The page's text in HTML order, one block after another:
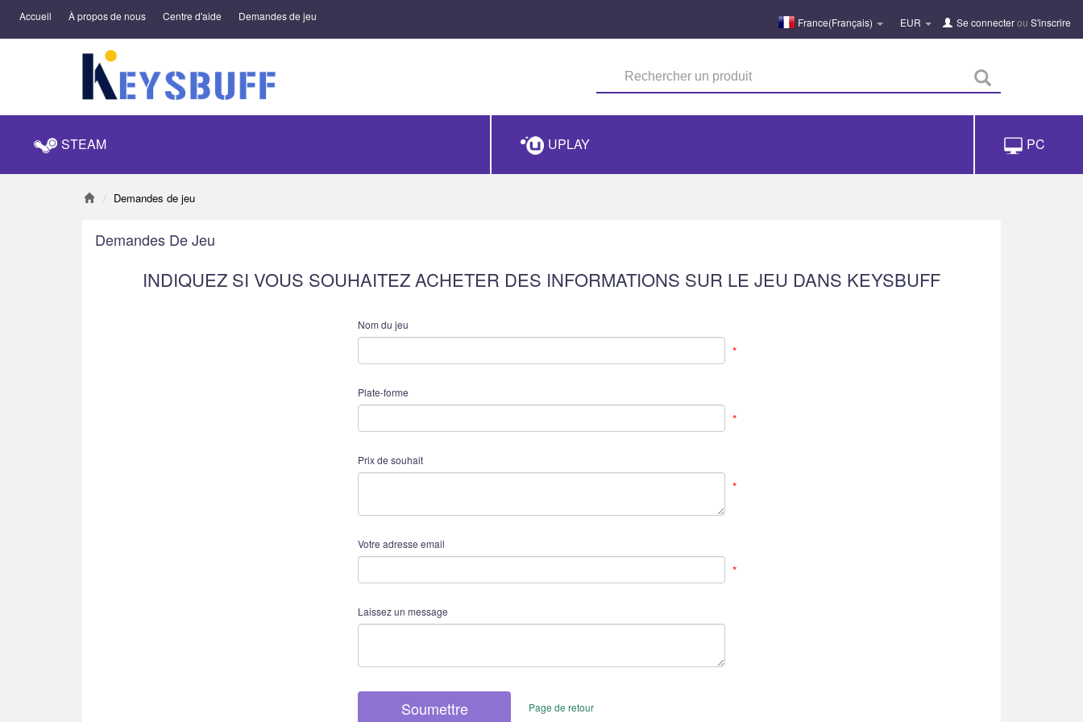
Accueil À propos de nous Centre d'aide Demandes de jeu France(Français) EUR Se connecterou S'inscrire
STEAM UPLAY PC
Demandes de jeu
Demandes De Jeu
INDIQUEZ SI VOUS SOUHAITEZ ACHETER DES INFORMATIONS SUR LE JEU DANS KEYSBUFF
Nom du jeu
*
Plate-forme
*
Prix ​​de souhait
*
Votre adresse email
*
Laissez un message
Soumettre Page de retour